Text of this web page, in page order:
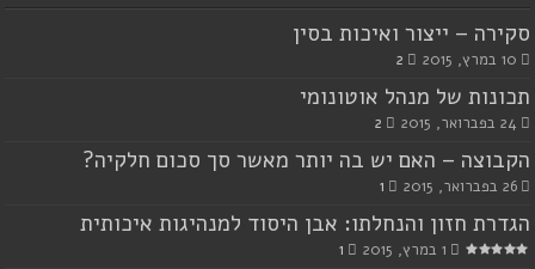
סקירה – ייצור ואיכות בסין
10 במרץ, 2015 2
תכונות של מנהל אוטונומי
24 בפברואר, 2015 2
הקבוצה – האם יש בה יותר מאשר סך סכום חלקיה?
26 בפברואר, 2015 1
הגדרת חזון והנחלתו: אבן היסוד למנהיגות איכותית
1 במרץ, 2015 1